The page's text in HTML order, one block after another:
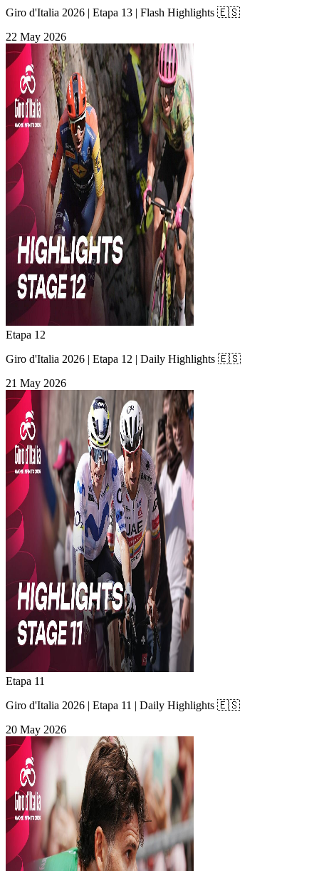
Giro d'Italia 2026 | Etapa 13 | Flash Highlights 🇪🇸
22 May 2026
Etapa 12
Giro d'Italia 2026 | Etapa 12 | Daily Highlights 🇪🇸
21 May 2026
Etapa 11
Giro d'Italia 2026 | Etapa 11 | Daily Highlights 🇪🇸
20 May 2026